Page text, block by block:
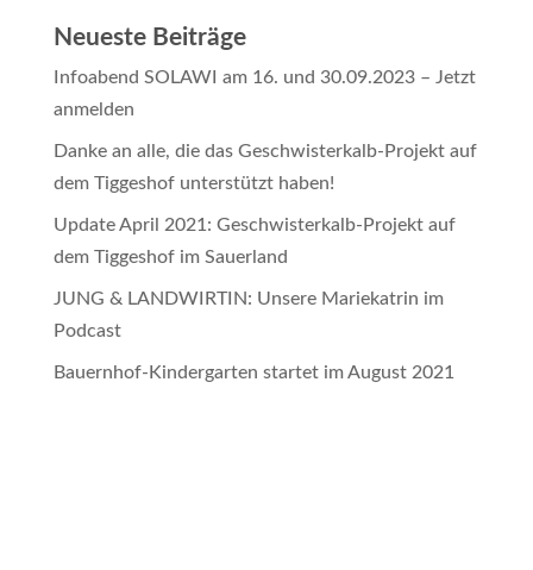
Neueste Beiträge
Infoabend SOLAWI am 16. und 30.09.2023 – Jetzt
anmelden
Danke an alle, die das Geschwisterkalb-Projekt auf
dem Tiggeshof unterstützt haben!
Update April 2021: Geschwisterkalb-Projekt auf
dem Tiggeshof im Sauerland
JUNG & LANDWIRTIN: Unsere Mariekatrin im
Podcast
Bauernhof-Kindergarten startet im August 2021